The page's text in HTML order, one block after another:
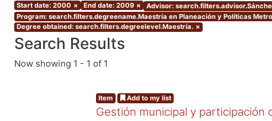
Start date: 2000 × End date: 2009 × Advisor:
Program: search.filters.degreename.Maestría en Planeación y Políticas
Degree obtained: search.filters.degreelevel.Maestría. ×
Search Results
Now showing 1 - 1 of 1
Item Add to my list
Gestión municipal y participación